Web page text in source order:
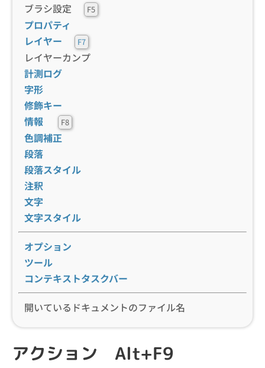
ブラシ設定
F5
プロパティ
レイヤー
F7
レイヤーカンプ
計測ログ
字形
修飾キー
情報
F8
色調補正
段落
段落スタイル
注釈
文字
文字スタイル
オプション
ツール
コンテキストタスクバー
開いているドキュメントのファイル名
アクション Alt+F9